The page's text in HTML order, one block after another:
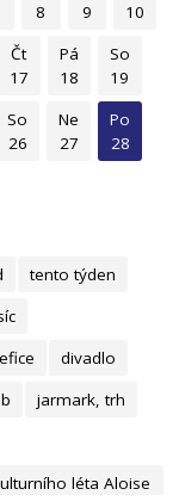
8
9
10
Čt
17
Pá
18
So
19
So
26
Ne
27
Po
28
tento týden
divadlo
jarmark, trh
léta Aloise